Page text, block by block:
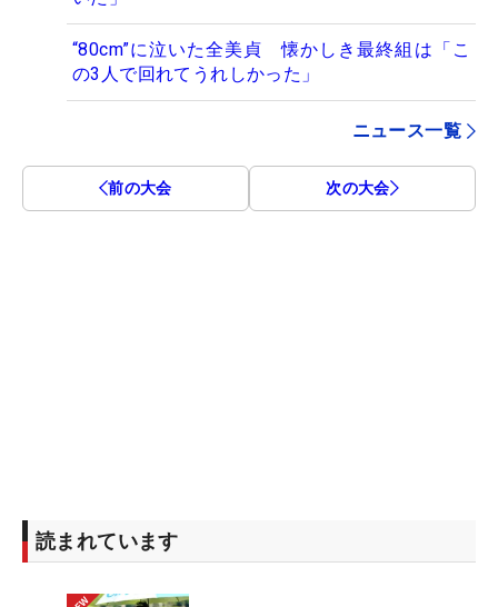
“80cm”に泣いた全美貞 懐かしき最終組は「こ
の3人で回れてうれしかった」
ニュース一覧
前の大会 次の大会
読まれています